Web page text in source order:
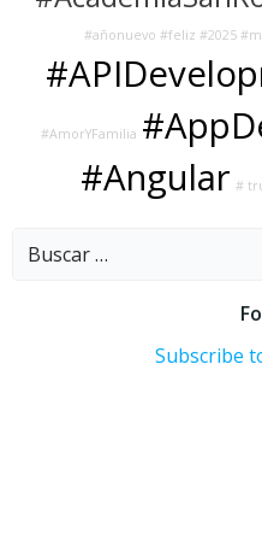
#añonuevo #feliz #2025
#AmorYFamilia
#Angular #
Buscar:
Subscribe